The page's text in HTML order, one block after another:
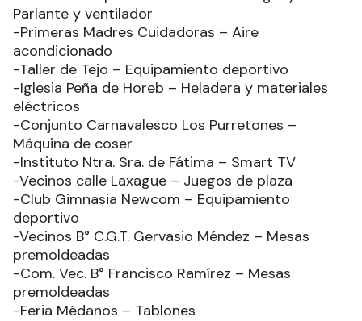
Parlante y ventilador
-Primeras Madres Cuidadoras – Aire
acondicionado
-Taller de Tejo – Equipamiento deportivo
-Iglesia Peña de Horeb – Heladera y materiales
eléctricos
-Conjunto Carnavalesco Los Purretones –
Máquina de coser
-Instituto Ntra. Sra. de Fátima – Smart TV
-Vecinos calle Laxague – Juegos de plaza
-Club Gimnasia Newcom – Equipamiento
deportivo
-Vecinos B° C.G.T. Gervasio Méndez – Mesas
premoldeadas
-Com. Vec. B° Francisco Ramírez – Mesas
premoldeadas
-Feria Médanos – Tablones